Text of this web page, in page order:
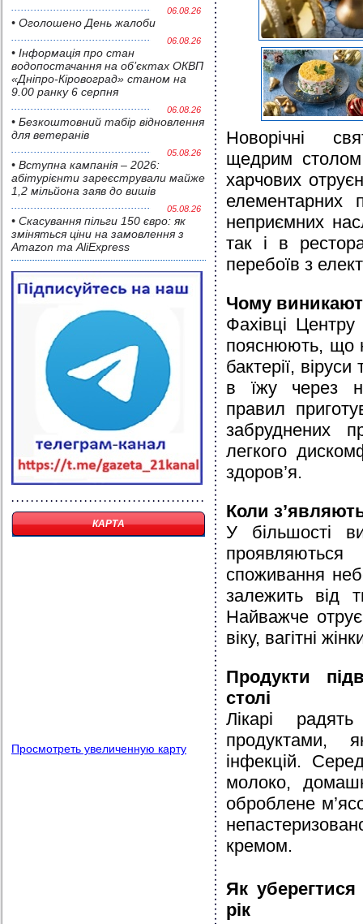
06.08.26
• Оголошено День жалоби
06.08.26
• Інформація про стан
водопостачання на об’єктах ОКВП
«Дніпро-Кіровоград» станом на
9.00 ранку 6 серпня
06.08.26
• Безкоштовний табір відновлення
для ветеранів
05.08.26
• Вступна кампанія – 2026:
абітурієнти зареєстрували майже
1,2 мільйона заяв до вишів
05.08.26
• Скасування пільги 150 євро: як
зміняться ціни на замовлення з
Amazon та AliExpress
КАРТА
Просмотреть увеличенную карту
Новорічні
щедрим
харчових
елементарних
неприємних
так і в
перебоїв з
Чому
Фахівці
пояснюють, що
бактерії,
в їжу через
правил
забруднених
легкого
здоров’я.
Коли
У більшості
споживання
залежить від
Найважче
віку, вагітні
Продукти
столі
Лікарі
продуктами,
інфекцій.
молоко,
оброблене
кремом.
Як
рік